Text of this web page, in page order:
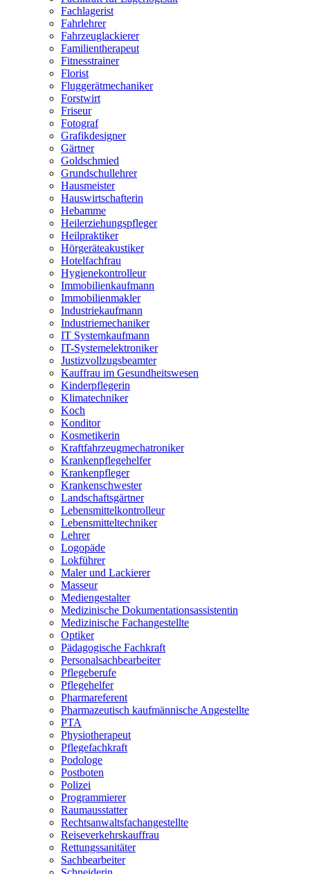
Fachlagerist
Fahrlehrer
Fahrzeuglackierer
Familientherapeut
Fitnesstrainer
Florist
Fluggerätmechaniker
Forstwirt
Friseur
Fotograf
Grafikdesigner
Gärtner
Goldschmied
Grundschullehrer
Hausmeister
Hauswirtschafterin
Hebamme
Heilerziehungspfleger
Heilpraktiker
Hörgeräteakustiker
Hotelfachfrau
Hygienekontrolleur
Immobilienkaufmann
Immobilienmakler
Industriekaufmann
Industriemechaniker
IT Systemkaufmann
IT-Systemelektroniker
Justizvollzugsbeamter
Kauffrau im Gesundheitswesen
Kinderpflegerin
Klimatechniker
Koch
Konditor
Kosmetikerin
Kraftfahrzeugmechatroniker
Krankenpflegehelfer
Krankenpfleger
Krankenschwester
Landschaftsgärtner
Lebensmittelkontrolleur
Lebensmitteltechniker
Lehrer
Logopäde
Lokführer
Maler und Lackierer
Masseur
Mediengestalter
Medizinische Dokumentationsassistentin
Medizinische Fachangestellte
Optiker
Pädagogische Fachkraft
Personalsachbearbeiter
Pflegeberufe
Pflegehelfer
Pharmareferent
Pharmazeutisch kaufmännische Angestellte
PTA
Physiotherapeut
Pflegefachkraft
Podologe
Postboten
Polizei
Programmierer
Raumausstatter
Rechtsanwaltsfachangestellte
Reiseverkehrskauffrau
Rettungssanitäter
Sachbearbeiter